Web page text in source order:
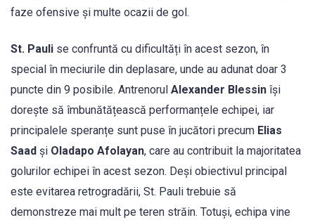
faze ofensive și multe ocazii de gol.
St. Pauli se confruntă cu dificultăți în acest sezon, în
special în meciurile din deplasare, unde au adunat doar 3
puncte din 9 posibile. Antrenorul Alexander Blessin își
dorește să îmbunătățească performanțele echipei, iar
principalele speranțe sunt puse în jucători precum Elias
Saad și Oladapo Afolayan, care au contribuit la majoritatea
golurilor echipei în acest sezon. Deși obiectivul principal
este evitarea retrogradării, St. Pauli trebuie să
demonstreze mai mult pe teren străin. Totuși, echipa vine